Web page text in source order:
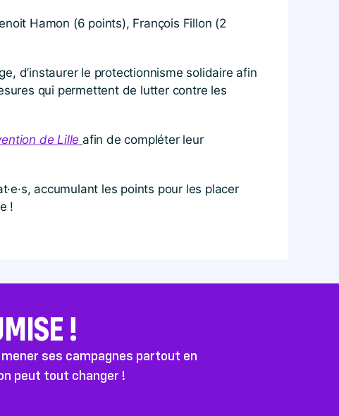
Hamon (6 points), François Fillon (2
d’instaurer le protectionnisme solidaire afin
qui permettent de lutter contre les
de Lille afin de compléter leur
accumulant les points pour les placer
!
!
ses campagnes partout en
peut tout changer !